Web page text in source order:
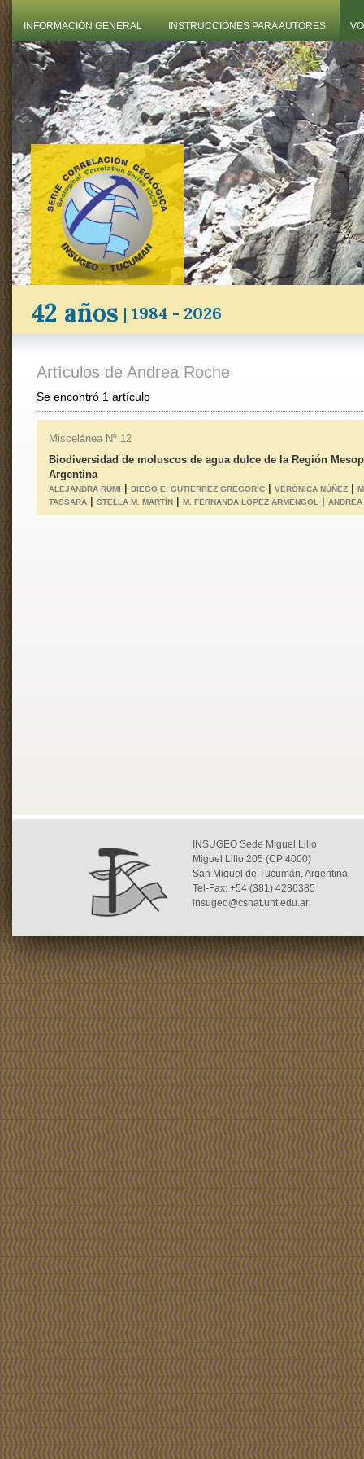
INFORMACIÓN GENERAL INSTRUCCIONES PARA AUTORES
42 años | 1984 - 2026
Artículos de Andrea Roche
Se encontró 1 artículo
Miscelánea Nº 12
Biodiversidad de moluscos de agua dulce de la Región
Argentina
ALEJANDRA RUMI | DIEGO E. GUTIÉRREZ GREGORIC | VERÓNICA NÚÑEZ |
TASSARA | STELLA M. MARTÍN | M. FERNANDA LÓPEZ ARMENGOL |
INSUGEO Sede Miguel Lillo
Miguel Lillo 205 (CP 4000)
San Miguel de Tucumán, Argentina
Tel-Fax: +54 (381) 4236385
insugeo@csnat.unt.edu.ar